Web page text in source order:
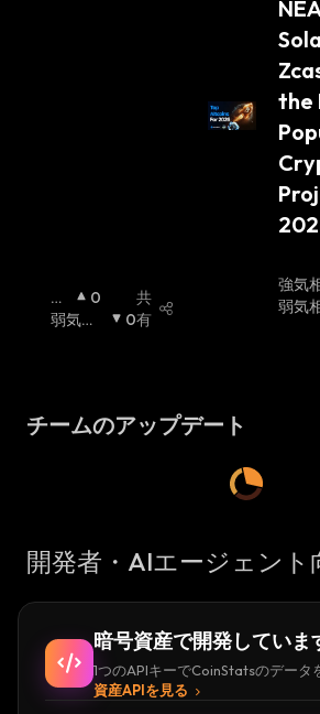
強
気
0
弱気相
0
共
有
the
強気
:弱気
チームのアップデート
開発者・AIエージェント
暗号資産で開発していま
1つのAPIキーでCoinStatsのデータ
資産APIを見る